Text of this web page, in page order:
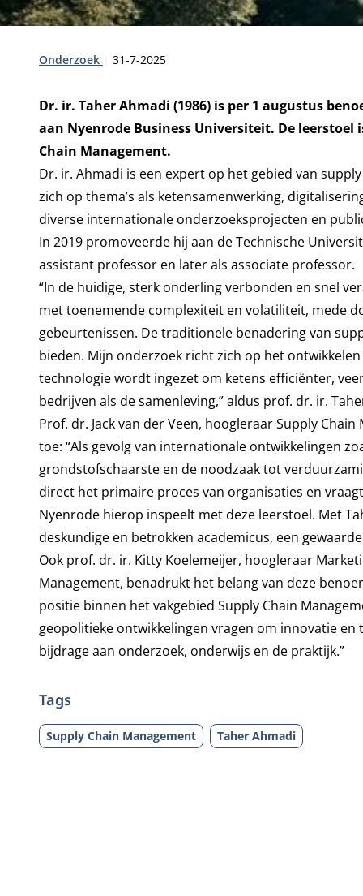
Type:
Onderzoek Publicatiedatum:
31-7-2025
Dr. ir. Taher Ahmadi (1986) is per 1 augustus
aan Nyenrode Business Universiteit. De
Chain Management.
Dr. ir. Ahmadi is een expert op het gebied van
zich op thema’s als ketensamenwerking,
diverse internationale onderzoeksprojecten en
In 2019 promoveerde hij aan de Technische
assistant professor en later als associate professor.
“In de huidige, sterk onderling verbonden en snel
met toenemende complexiteit en volatiliteit, mede
gebeurtenissen. De traditionele benadering van
bieden. Mijn onderzoek richt zich op het
technologie wordt ingezet om ketens efficiënter,
bedrijven als de samenleving,” aldus prof. dr. ir.
Prof. dr. Jack van der Veen, hoogleraar Supply
toe: “Als gevolg van internationale ontwikkelingen
grondstofschaarste en de noodzaak tot
direct het primaire proces van organisaties en
Nyenrode hierop inspeelt met deze leerstoel. Met
deskundige en betrokken academicus, een
Ook prof. dr. ir. Kitty Koelemeijer, hoogleraar
Management, benadrukt het belang van deze
positie binnen het vakgebied Supply Chain
geopolitieke ontwikkelingen vragen om innovatie
bijdrage aan onderzoek, onderwijs en de praktijk.”
Tags
Supply Chain Management Taher Ahmadi